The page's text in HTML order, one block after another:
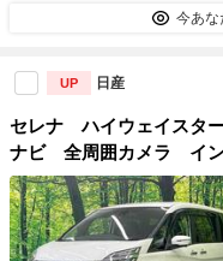
今あな
UP 日産
セレナ ハイウェイスタ
ナビ 全周囲カメラ イン
ーキ プロパイロット
コ コーナーセンサー
ヘッド